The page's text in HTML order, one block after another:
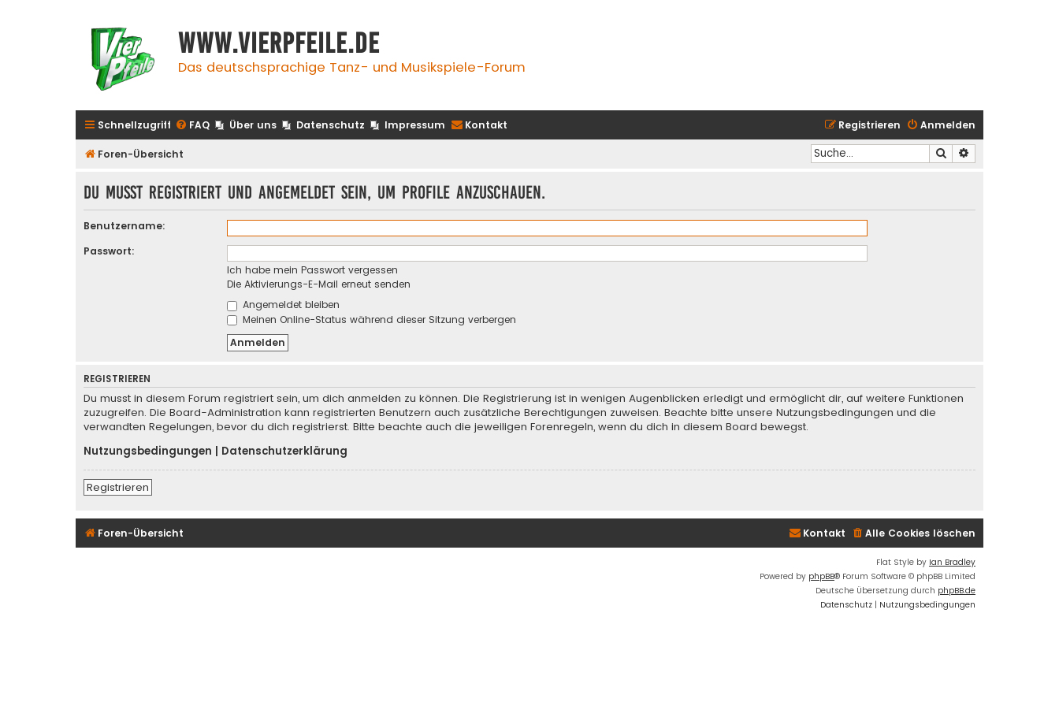
www.vierpfeile.de
Das deutschsprachige Tanz- und Musikspiele-Forum
Schnellzugriff FAQ Über uns Datenschutz Impressum Kontakt Anmelden
Registrieren
Foren-Übersicht Suche
Du musst registriert und angemeldet sein, um Profile anzuschauen.
Benutzername:
Passwort:
Ich habe mein Passwort vergessen
Die Aktivierungs-E-Mail erneut senden
Angemeldet bleiben
Meinen Online-Status während dieser Sitzung verbergen
REGISTRIEREN
Du musst in diesem Forum registriert sein, um dich anmelden zu können. Die Registrierung ist in wenigen Augenblicken erledigt und ermöglicht dir, auf weitere Funktionen
zuzugreifen. Die Board-Administration kann registrierten Benutzern auch zusätzliche Berechtigungen zuweisen. Beachte bitte unsere Nutzungsbedingungen und die
verwandten Regelungen, bevor du dich registrierst. Bitte beachte auch die jeweiligen Forenregeln, wenn du dich in diesem Board bewegst.
Nutzungsbedingungen
Datenschutzerklärung
Registrieren
Foren-Übersicht Alle Cookies löschen
Kontakt
Flat Style by Ian Bradley
Powered by phpBB® Forum Software © phpBB Limited
Deutsche Übersetzung durch phpBB.de
Datenschutz | Nutzungsbedingungen